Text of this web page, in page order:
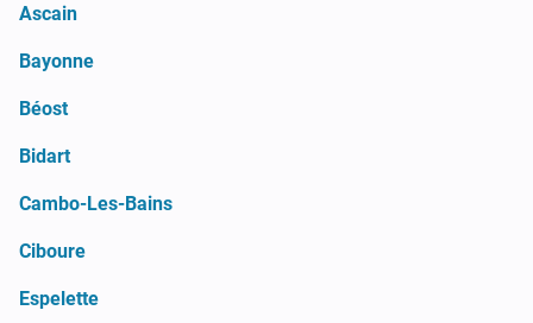
Ascain
Bayonne
Béost
Bidart
Cambo-Les-Bains
Ciboure
Espelette